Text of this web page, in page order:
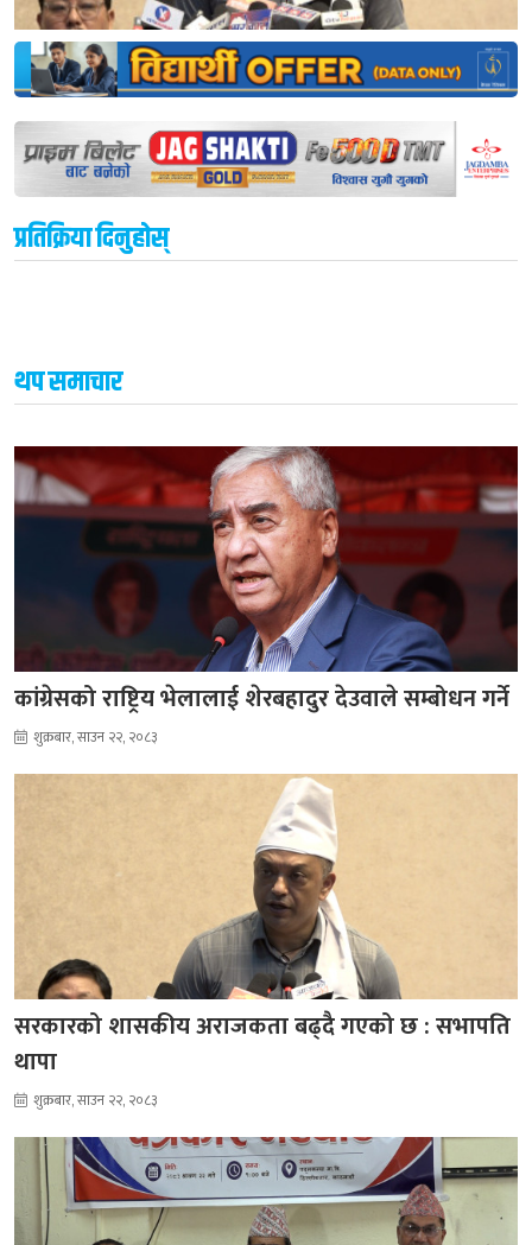
प्रतिक्रिया दिनुहोस्
थप समाचार
कांग्रेसको राष्ट्रिय भेलालाई शेरबहादुर देउवाले सम्बोधन गर्ने
शुक्रबार, साउन २२, २०८३
सरकारको शासकीय अराजकता बढ्दै गएको छ : सभापति
थापा
शुक्रबार, साउन २२, २०८३